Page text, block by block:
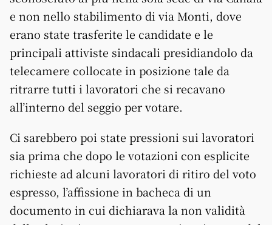
e non nello stabilimento di via Monti, dove
erano state trasferite le candidate e le
principali attiviste sindacali presidiandolo da
telecamere collocate in posizione tale da
ritrarre tutti i lavoratori che si recavano
all’interno del seggio per votare.
Ci sarebbero poi state pressioni sui lavoratori
sia prima che dopo le votazioni con esplicite
richieste ad alcuni lavoratori di ritiro del voto
espresso, l’affissione in bacheca di un
documento in cui dichiarava la non validità